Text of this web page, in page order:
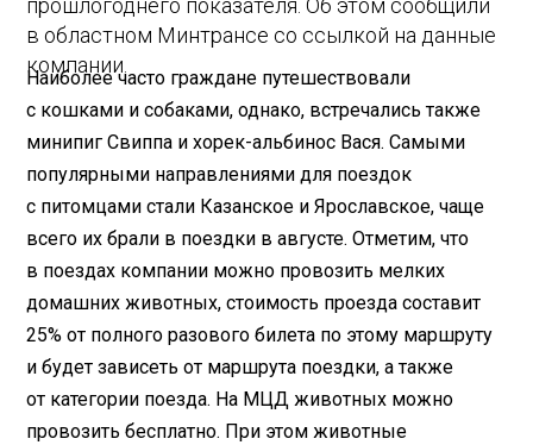
прошлогоднего показателя. Об этом сообщили
в областном Минтрансе со ссылкой на данные
компании.
Наиболее часто граждане путешествовали
с кошками и собаками, однако, встречались также
минипиг Свиппа и хорек-альбинос Вася. Самыми
популярными направлениями для поездок
с питомцами стали Казанское и Ярославское, чаще
всего их брали в поездки в августе. Отметим, что
в поездах компании можно провозить мелких
домашних животных, стоимость проезда составит
25% от полного разового билета по этому маршруту
и будет зависеть от маршрута поездки, а также
от категории поезда. На МЦД животных можно
провозить бесплатно. При этом животные